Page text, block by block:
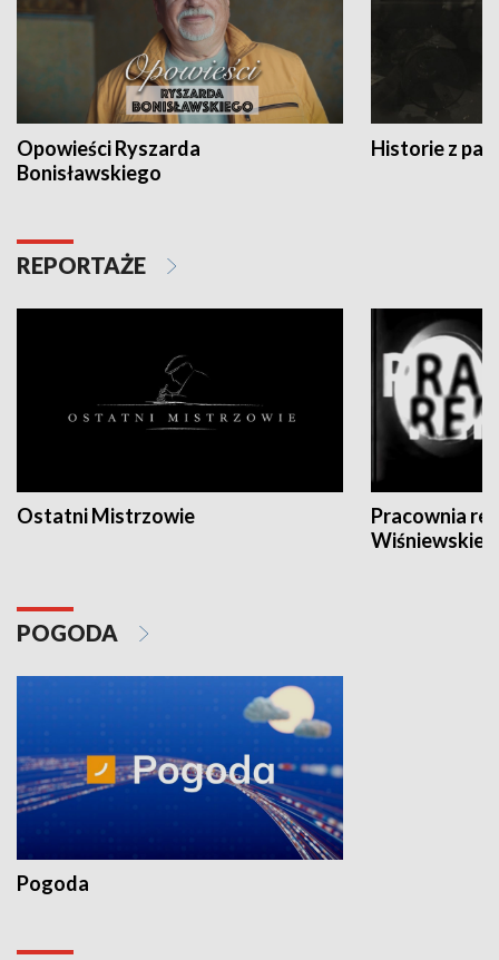
Opowieści Ryszarda
Bonisławskiego
Historie z
REPORTAŻE
Ostatni Mistrzowie
Pracownia
POGODA
Pogoda